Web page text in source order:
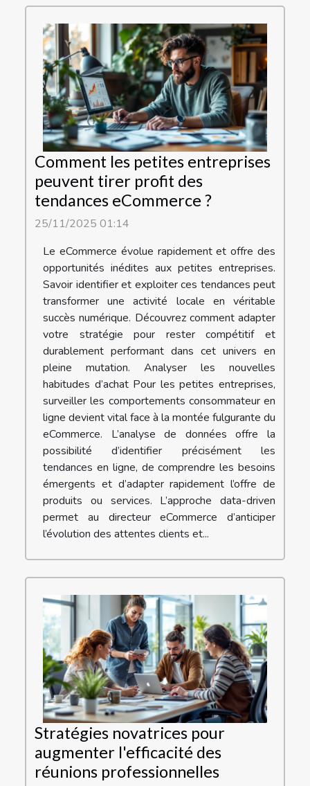
Comment les petites entreprises
peuvent tirer profit des
tendances eCommerce ?
25/11/2025 01:14
Le eCommerce évolue rapidement et offre des
opportunités inédites aux petites entreprises.
Savoir identifier et exploiter ces tendances peut
transformer une activité locale en véritable
succès numérique. Découvrez comment adapter
votre stratégie pour rester compétitif et
durablement performant dans cet univers en
pleine mutation. Analyser les nouvelles
habitudes d’achat Pour les petites entreprises,
surveiller les comportements consommateur en
ligne devient vital face à la montée fulgurante du
eCommerce. L’analyse de données offre la
possibilité d’identifier précisément les
tendances en ligne, de comprendre les besoins
émergents et d’adapter rapidement l’offre de
produits ou services. L’approche data-driven
permet au directeur eCommerce d’anticiper
l’évolution des attentes clients et...
Stratégies novatrices pour
augmenter l'efficacité des
réunions professionnelles